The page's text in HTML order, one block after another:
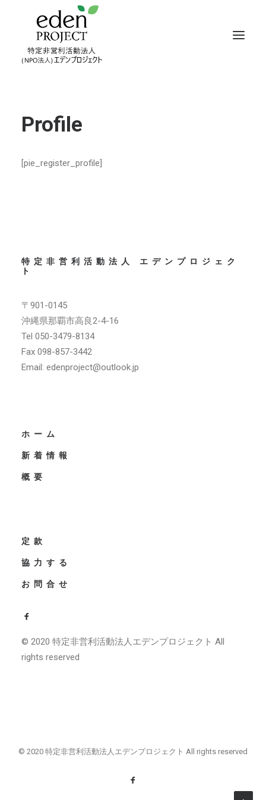
Profile
[pie_register_profile]
特定非営利活動法人 エデンプロジェク
ト
〒901-0145
沖縄県那覇市高良2-4-16
Tel 050-3479-8134
Fax 098-857-3442
Email: edenproject@outlook.jp
ホーム
新着情報
概要
定款
協力する
お問合せ
© 2020 特定非営利活動法人エデンプロジェクト All
rights reserved
© 2020 特定非営利活動法人エデンプロジェクト All rights reserved